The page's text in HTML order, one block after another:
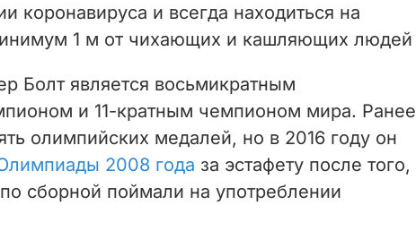
коронавируса и всегда находиться на
1 м от чихающих и кашляющих людей
Болт является восьмикратным
и 11-кратным чемпионом мира. Ранее
олимпийских медалей, но в 2016 году он
2008 года за эстафету после того,
сборной поймали на употреблении